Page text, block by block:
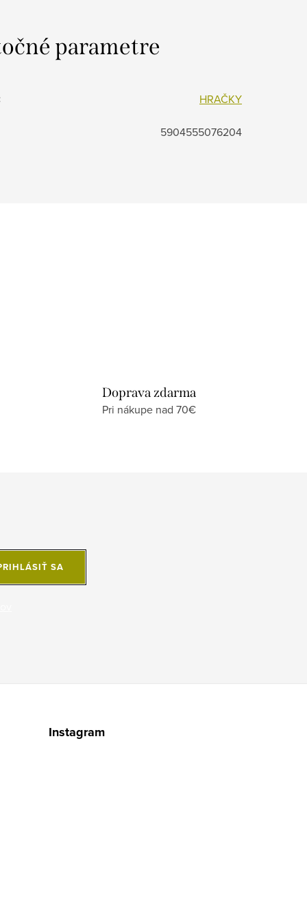
parametre
HRAČKY
5904555076204
Doprava zdarma
Pri nákupe nad 70€
SA
Instagram